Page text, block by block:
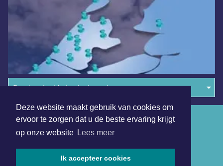
Deze website maakt gebruik van cookies om
ervoor te zorgen dat u de beste ervaring krijgt
op onze website Lees meer
Ik accepteer cookies
Overige dagbladen in de regio
Algemene voorwaarden
Disclaimer